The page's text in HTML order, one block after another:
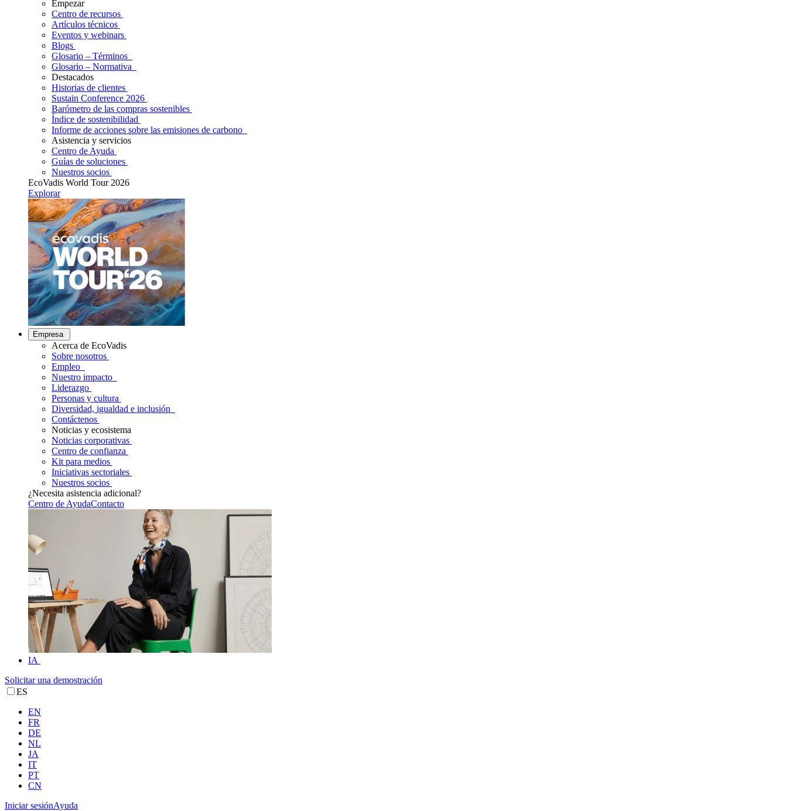
Empezar
Centro de recursos
Artículos técnicos
Eventos y webinars
Blogs
Glosario – Términos
Glosario – Normativa
Destacados
Historias de clientes
Sustain Conference 2026
Barómetro de las compras sostenibles
Índice de sostenibilidad
Informe de acciones sobre las emisiones de carbono
Asistencia y servicios
Centro de Ayuda
Guías de soluciones
Nuestros socios
EcoVadis World Tour 2026
Explorar
Empresa
Acerca de EcoVadis
Sobre nosotros
Empleo
Nuestro impacto
Liderazgo
Personas y cultura
Diversidad, igualdad e inclusión
Contáctenos
Noticias y ecosistema
Noticias corporativas
Centro de confianza
Kit para medios
Iniciativas sectoriales
Nuestros socios
¿Necesita asistencia adicional?
Centro de AyudaContacto
IA
Solicitar una demostración
ES
EN
FR
DE
NL
JA
IT
PT
CN
Iniciar sesiónAyuda